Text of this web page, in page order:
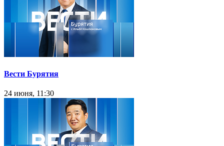
Вести Бурятия
24 июня, 11:30